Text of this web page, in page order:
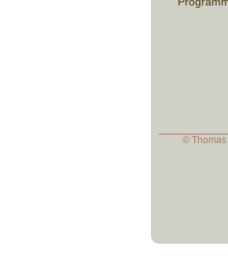
© Thomas